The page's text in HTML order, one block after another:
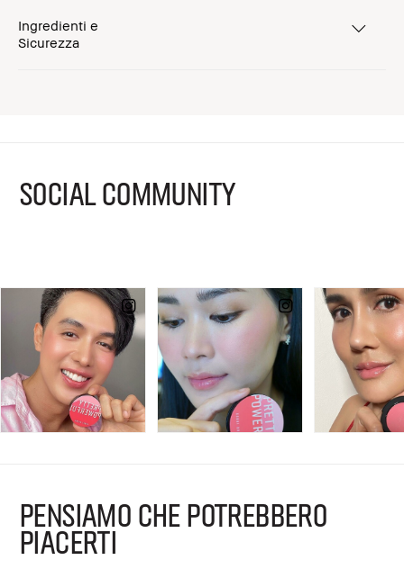
Ingredienti e
Sicurezza
SOCIAL COMMUNITY
PENSIAMO CHE POTREBBERO
PIACERTI